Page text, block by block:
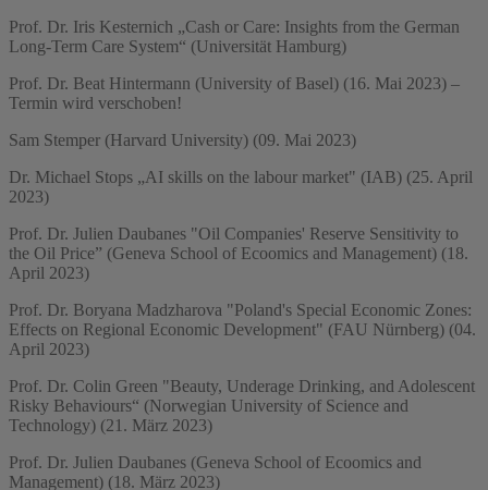
Prof. Dr. Iris Kesternich „Cash or Care: Insights from the German
Long-Term Care System“ (Universität Hamburg)
Prof. Dr. Beat Hintermann (University of Basel) (16. Mai 2023) –
Termin wird verschoben!
Sam Stemper (Harvard University) (09. Mai 2023)
Dr. Michael Stops „AI skills on the labour market" (IAB) (25. April
2023)
Prof. Dr. Julien Daubanes "Oil Companies' Reserve Sensitivity to
the Oil Price” (Geneva School of Ecoomics and Management) (18.
April 2023)
Prof. Dr. Boryana Madzharova "Poland's Special Economic Zones:
Effects on Regional Economic Development" (FAU Nürnberg) (04.
April 2023)
Prof. Dr. Colin Green "Beauty, Underage Drinking, and Adolescent
Risky Behaviours“ (Norwegian University of Science and
Technology) (21. März 2023)
Prof. Dr. Julien Daubanes (Geneva School of Ecoomics and
Management) (18. März 2023)